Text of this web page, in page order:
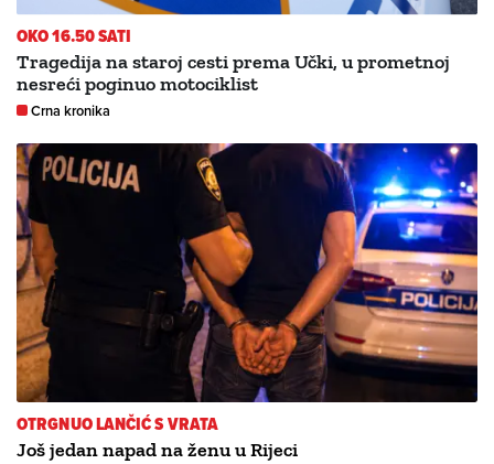
OKO 16.50 SATI
Tragedija na staroj cesti prema Učki, u prometnoj
nesreći poginuo motociklist
Crna kronika
OTRGNUO LANČIĆ S VRATA
Još jedan napad na ženu u Rijeci